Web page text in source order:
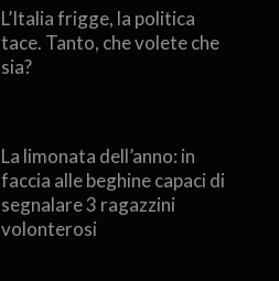
L’Italia frigge, la politica
tace. Tanto, che volete che
sia?
La limonata dell’anno: in
faccia alle beghine capaci di
segnalare 3 ragazzini
volonterosi